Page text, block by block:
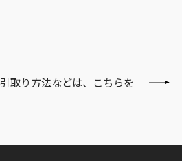
取り方法などは、こちらを